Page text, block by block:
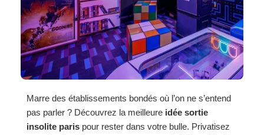
Marre des établissements bondés où l’on ne s’entend
pas parler ? Découvrez la meilleure idée sortie
insolite paris pour rester dans votre bulle. Privatisez